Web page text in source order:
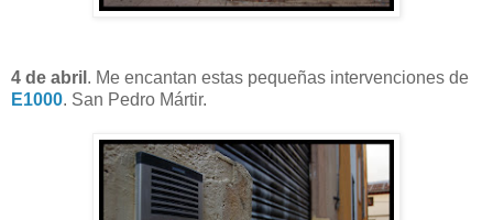
4 de abril . Me encantan estas pequeñas intervenciones de
E1000. San Pedro Mártir.